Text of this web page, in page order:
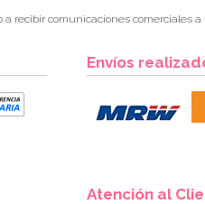
recibir comunicaciones comerciales
Envíos
Atención al